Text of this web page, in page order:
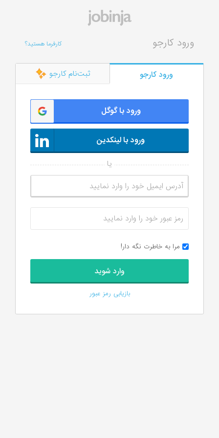
کارفرما هستید؟ ورود کارجو
ورود کارجو ثبت‌نام کارجو
ورود با گوگل
ورود با لینکدین
مرا به خاطرت نگه دار!
بازیابی رمز عبور